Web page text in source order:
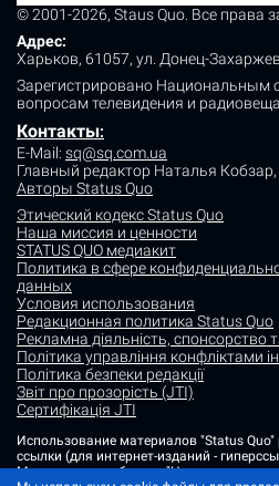
© 2001-2026, Staus Quo. Все права
Адрес:
Харьков, 61057, ул. Донец-
Зарегистрировано Национальным
вопросам телевидения и
Контакты:
E-Mail: sq@sq.com.ua
Главный редактор Наталья Кобзар,
Авторы Status Quo
Этический кодекс Status Quo
Наша миссия и ценности
STATUS QUO медиакит
Политика в сфере
данных
Условия использования
Редакционная политика Status Quo
Рекламна діяльність, спонсорство
Політика управління конфліктами
Політика безпеки редакції
Звіт про прозорість (JTI)
Сертифікація JTI
Использование материалов "Status
ссылки (для интернет-изданий -
Материалы в рубриках "Новости